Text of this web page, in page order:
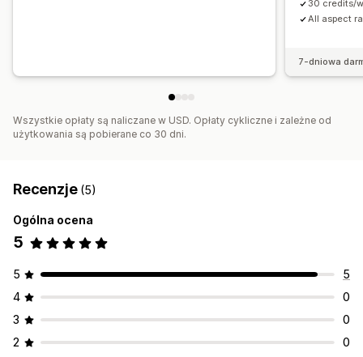
30 credits/
All aspect
7-dniowa
Wszystkie opłaty są naliczane w USD. Opłaty cykliczne i zależne od
użytkowania są pobierane co 30 dni.
Recenzje (5)
Ogólna ocena
5
5
5
4
0
3
0
2
0